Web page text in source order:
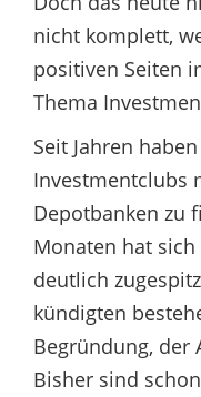
nicht komplett,
positiven Seiten
Thema
Seit Jahren
Investmentclubs
Depotbanken zu
Monaten hat
deutlich
kündigten
Begründung, der
Bisher sind